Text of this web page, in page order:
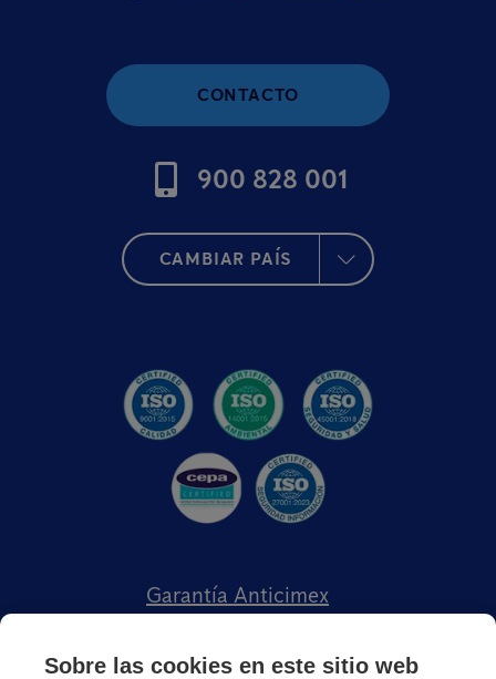
CONTACTO
900 828 001
CAMBIAR PAÍS
Garantía Anticimex
Sobre las cookies en este sitio web